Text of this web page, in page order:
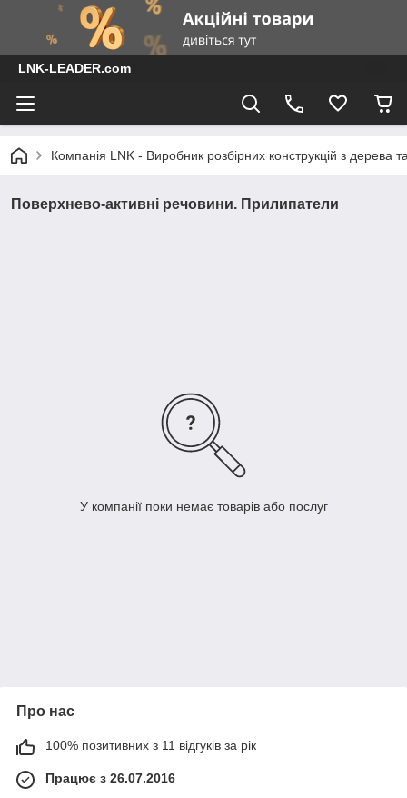
LNK-LEADER.com
Компанія LNK - Виробник розбірних конструкцій з дерева
Поверхнево-активні речовини. Прилипатели
У компанії поки немає товарів або послуг
Про нас
100% позитивних з 11 відгуків за рік
Працює з 26.07.2016